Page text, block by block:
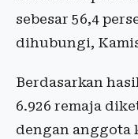
sebesar 56,4
dihubungi,
Berdasarkan
6.926 remaja
dengan anggota